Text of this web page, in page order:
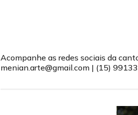
Acompanhe as redes sociais da
menian.arte@gmail.com | (15)